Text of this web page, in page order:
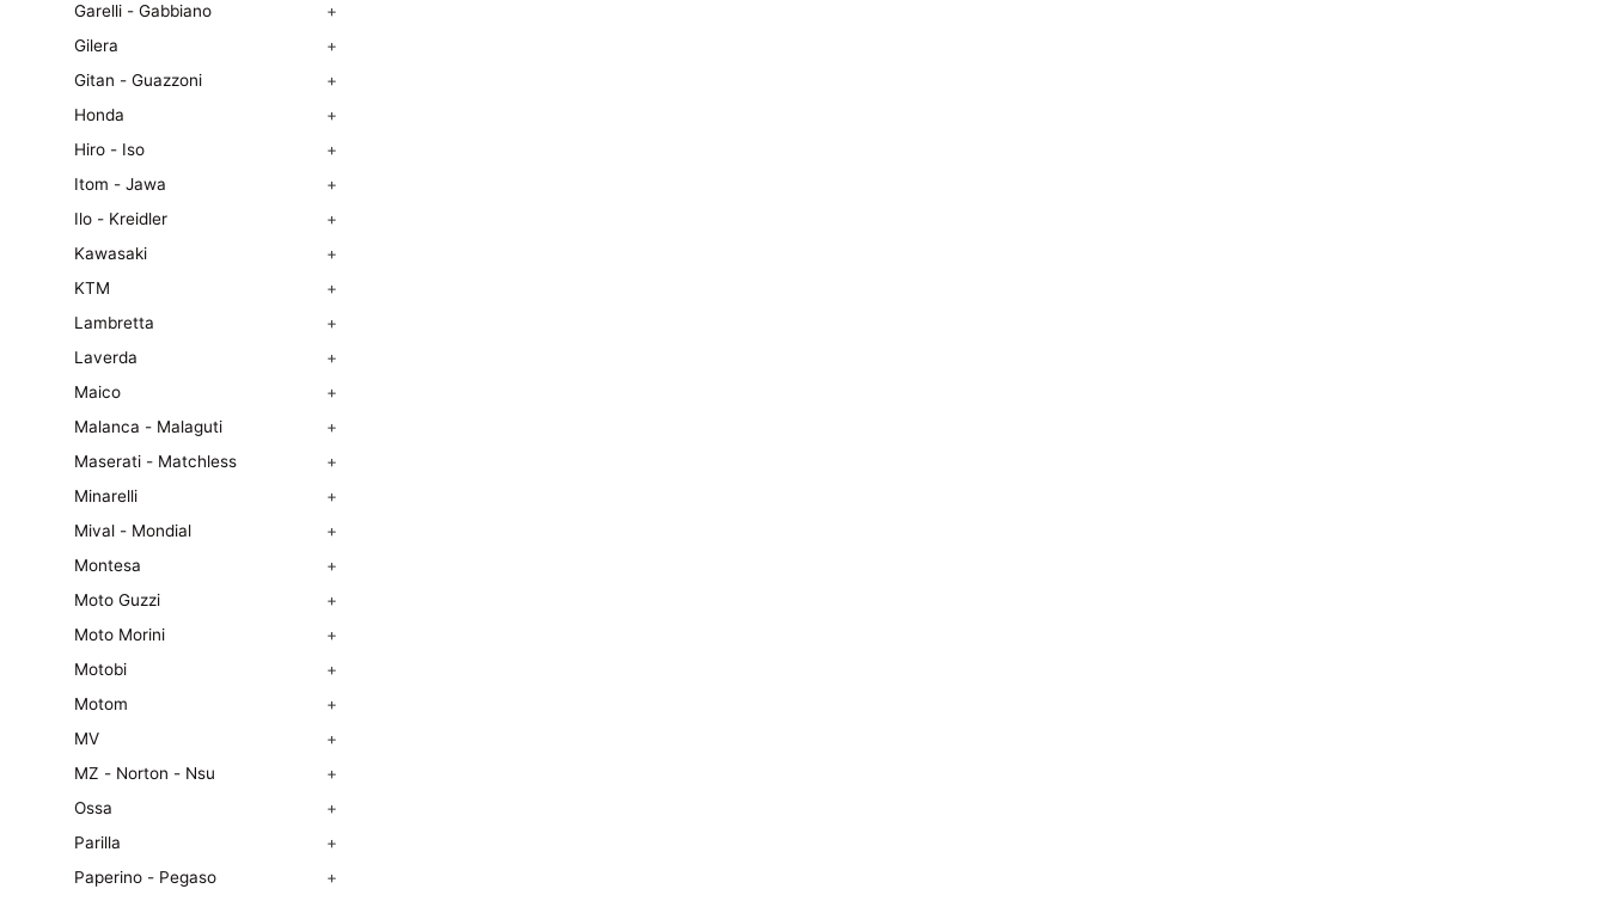
Garelli - Gabbiano
+
Gilera
+
Gitan - Guazzoni
+
Honda
+
Hiro - Iso
+
Itom - Jawa
+
Ilo - Kreidler
+
Kawasaki
+
KTM
+
Lambretta
+
Laverda
+
Maico
+
Malanca - Malaguti
+
Maserati - Matchless
+
Minarelli
+
Mival - Mondial
+
Montesa
+
Moto Guzzi
+
Moto Morini
+
Motobi
+
Motom
+
MV
+
MZ - Norton - Nsu
+
Ossa
+
Parilla
+
Paperino - Pegaso
+